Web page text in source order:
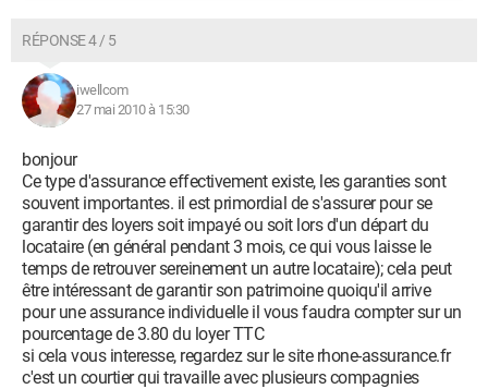
RÉPONSE 4 / 5
iwellcom
27 mai 2010 à 15:30
bonjour
Ce type d'assurance effectivement existe, les garanties sont
souvent importantes. il est primordial de s'assurer pour se
garantir des loyers soit impayé ou soit lors d'un départ du
locataire (en général pendant 3 mois, ce qui vous laisse le
temps de retrouver sereinement un autre locataire); cela peut
être intéressant de garantir son patrimoine quoiqu'il arrive
pour une assurance individuelle il vous faudra compter sur un
pourcentage de 3.80 du loyer TTC
si cela vous interesse, regardez sur le site rhone-assurance.fr
c'est un courtier qui travaille avec plusieurs compagnies